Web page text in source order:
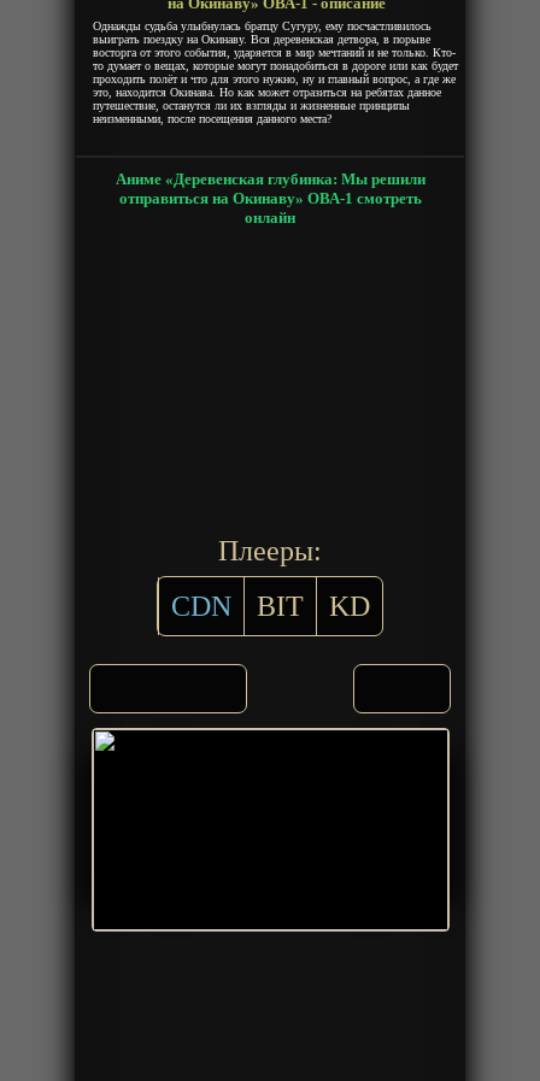
Однажды судьба улыбнулась братцу Сугуру, ему посчастливилось
выиграть поездку на Окинаву. Вся деревенская детвора, в порыве
восторга от этого события, ударяется в мир мечтаний и не только. Кто-
то думает о вещах, которые могут понадобиться в дороге или как будет
проходить полёт и что для этого нужно, ну и главный вопрос, а где же
это, находится Окинава. Но как может отразиться на ребятах данное
путешествие, останутся ли их взгляды и жизненные принципы
неизменными, после посещения данного места?
Аниме «Деревенская глубинка: Мы решили
отправиться на Окинаву» ОВА-1 смотреть
онлайн
Плееры:
CDN
BIT KD